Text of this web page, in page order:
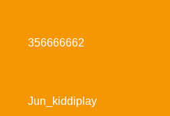
356666662
Jun_kiddiplay